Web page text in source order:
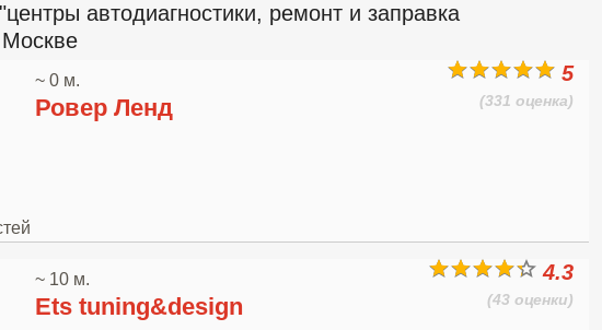
автодиагностики, ремонт и заправка
5
(331 оценка)
~ 0 м.
Ровер Ленд
4.3
(43 оценки)
~ 10 м.
Ets tuning&design